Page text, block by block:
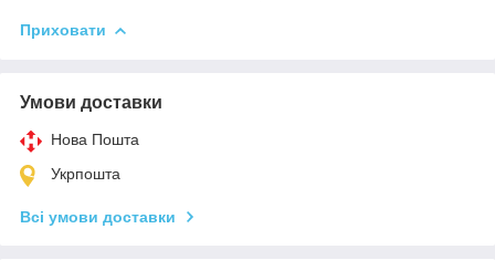
Приховати
Умови доставки
Нова Пошта
Укрпошта
Всі умови доставки